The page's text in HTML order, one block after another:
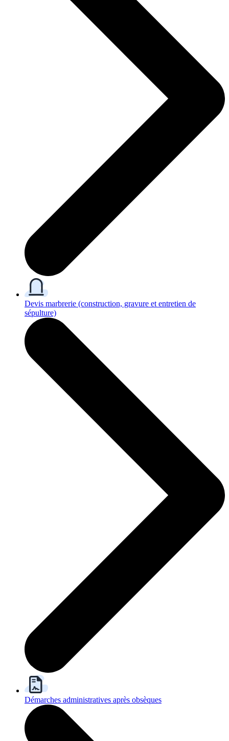
Devis marbrerie (construction, gravure et entretien de
sépulture)
Démarches administratives après obsèques